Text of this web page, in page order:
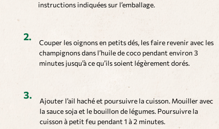
instructions indiquées sur l’emballage.
Couper les oignons en petits dés, les faire revenir avec les
champignons dans l’huile de coco pendant environ 3
minutes jusqu’à ce qu’ils soient légèrement dorés.
Ajouter l’ail haché et poursuivre la cuisson. Mouiller avec
la sauce soja et le bouillon de légumes. Poursuivre la
cuisson à petit feu pendant 1 à 2 minutes.